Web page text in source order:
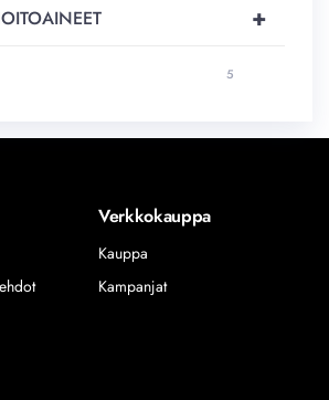
+
5
Verkkokauppa
Kauppa
Kampanjat